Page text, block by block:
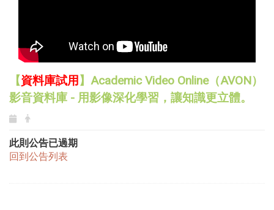
【資料庫試用 】Academic Video Online（AVON）
影音資料庫 - 用影像深化學習，讓知識更立體。
此則公告已過期
回到公告列表